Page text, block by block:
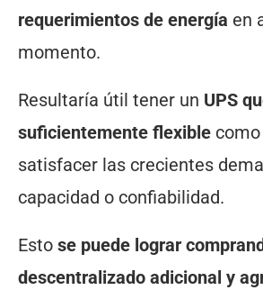
requerimientos de energía en
momento.
Resultaría útil tener un UPS
suficientemente flexible
satisfacer las crecientes
capacidad o confiabilidad.
Esto se puede lograr
descentralizado adicional y